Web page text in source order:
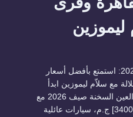
ليموزين
ليموزين العين السخنة صيف 2026: استمتع بأفضل أسعار
مع سلاّم ليموزين ابدأ
مصيفك بلقطة! احجز ليموزين العين السخنة صيف 2026 مع
سلام ليموزين. أسعار تبدأ من [3400] ج.م، سيارات عائلية